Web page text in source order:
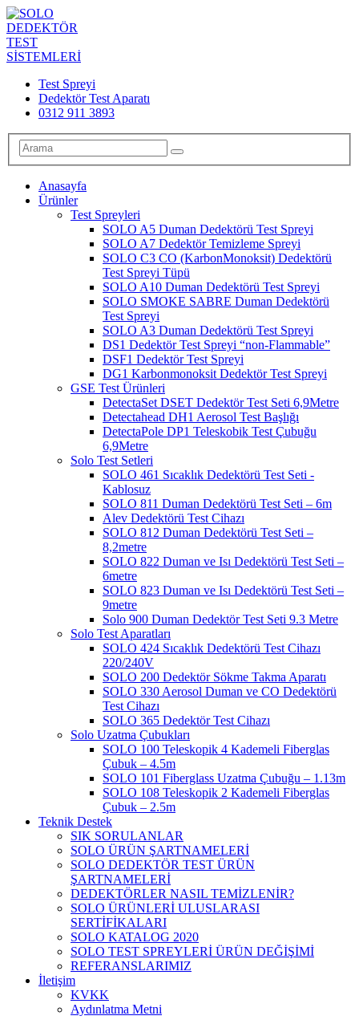
Test Spreyi
Dedektör Test Aparatı
0312 911 3893
Anasayfa
Ürünler
Test Spreyleri
SOLO A5 Duman Dedektörü Test Spreyi
SOLO A7 Dedektör Temizleme Spreyi
SOLO C3 CO (KarbonMonoksit) Dedektörü
Test Spreyi Tüpü
SOLO A10 Duman Dedektörü Test Spreyi
SOLO SMOKE SABRE Duman Dedektörü
Test Spreyi
SOLO A3 Duman Dedektörü Test Spreyi
DS1 Dedektör Test Spreyi “non-Flammable”
DSF1 Dedektör Test Spreyi
DG1 Karbonmonoksit Dedektör Test Spreyi
GSE Test Ürünleri
DetectaSet DSET Dedektör Test Seti 6,9Metre
Detectahead DH1 Aerosol Test Başlığı
DetectaPole DP1 Teleskobik Test Çubuğu
6,9Metre
Solo Test Setleri
SOLO 461 Sıcaklık Dedektörü Test Seti -
Kablosuz
SOLO 811 Duman Dedektörü Test Seti – 6m
Alev Dedektörü Test Cihazı
SOLO 812 Duman Dedektörü Test Seti –
8,2metre
SOLO 822 Duman ve Isı Dedektörü Test Seti –
6metre
SOLO 823 Duman ve Isı Dedektörü Test Seti –
9metre
Solo 900 Duman Dedektör Test Seti 9.3 Metre
Solo Test Aparatları
SOLO 424 Sıcaklık Dedektörü Test Cihazı
220/240V
SOLO 200 Dedektör Sökme Takma Aparatı
SOLO 330 Aerosol Duman ve CO Dedektörü
Test Cihazı
SOLO 365 Dedektör Test Cihazı
Solo Uzatma Çubukları
SOLO 100 Teleskopik 4 Kademeli Fiberglas
Çubuk – 4.5m
SOLO 101 Fiberglass Uzatma Çubuğu – 1.13m
SOLO 108 Teleskopik 2 Kademeli Fiberglas
Çubuk – 2.5m
Teknik Destek
SIK SORULANLAR
SOLO ÜRÜN ŞARTNAMELERİ
SOLO DEDEKTÖR TEST ÜRÜN
ŞARTNAMELERİ
DEDEKTÖRLER NASIL TEMİZLENİR?
SOLO ÜRÜNLERİ ULUSLARASI
SERTİFİKALARI
SOLO KATALOG 2020
SOLO TEST SPREYLERİ ÜRÜN DEĞİŞİMİ
REFERANSLARIMIZ
İletişim
KVKK
Aydınlatma Metni